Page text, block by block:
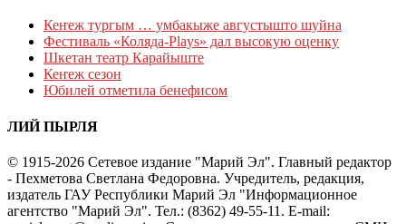
Кеҥеж тургым … умбакыже августышто шуйна
Фестиваль «Коляда-Plays» дал высокую оценку
Шкетан театр Карайыште
Кеҥеж сезон
Юбилей отметила бенефисом
ЛИЙ ПЫРЛЯ
© 1915-2026 Сетевое издание "Марий Эл". Главный редактор
- Пехметова Светлана Федоровна. Учредитель, редакция,
издатель ГАУ Республики Марий Эл "Информационное
агентство "Марий Эл". Тел.: (8362) 49-55-11. E-mail: